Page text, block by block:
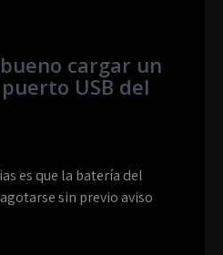
cargar un
USB del
es que la batería del
sin previo aviso